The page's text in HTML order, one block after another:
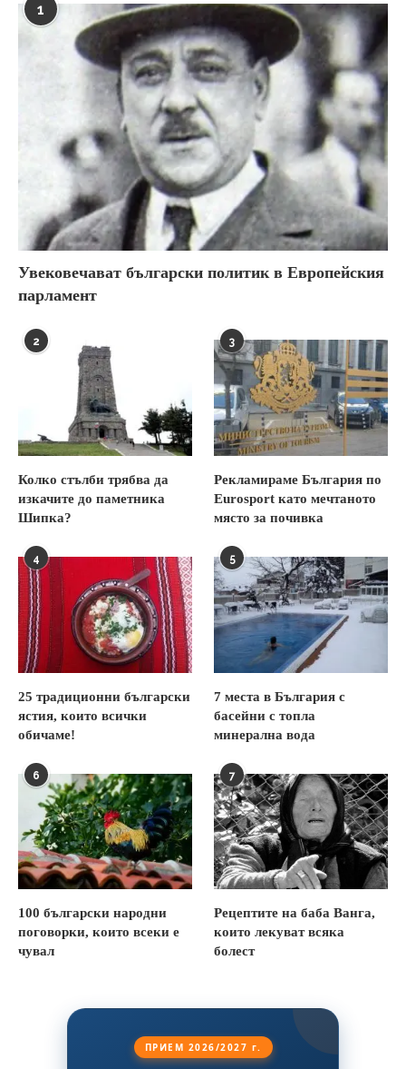
1
Увековечават български политик в Европейския
парламент
2
Колко стълби трябва да
изкачите до паметника
Шипка?
3
Рекламираме България по
Eurosport като мечтаното
място за почивка
4
25 традиционни български
ястия, които всички
обичаме!
5
7 места в България с
басейни с топла
минерална вода
6
100 български народни
поговорки, които всеки е
чувал
7
Рецептите на баба Ванга,
които лекуват всяка
болест
ПРИЕМ 2026/2027 г.